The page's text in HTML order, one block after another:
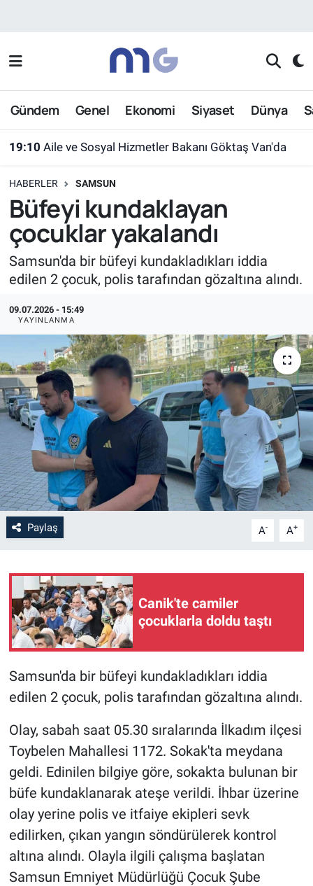
Gündem Genel Ekonomi Siyaset Dünya
19:10 Aile ve Sosyal Hizmetler Bakanı Göktaş Van'da
HABERLER SAMSUN
Büfeyi kundaklayan
çocuklar yakalandı
Samsun'da bir büfeyi kundakladıkları iddia
edilen 2 çocuk, polis tarafından gözaltına alındı.
09.07.2026 - 15:49
YAYINLANMA
Paylaş A- A+
Canik'te camiler
çocuklarla doldu taştı
Samsun'da bir büfeyi kundakladıkları iddia
edilen 2 çocuk, polis tarafından gözaltına alındı.
Olay, sabah saat 05.30 sıralarında İlkadım ilçesi
Toybelen Mahallesi 1172. Sokak'ta meydana
geldi. Edinilen bilgiye göre, sokakta bulunan bir
büfe kundaklanarak ateşe verildi. İhbar üzerine
olay yerine polis ve itfaiye ekipleri sevk
edilirken, çıkan yangın söndürülerek kontrol
altına alındı. Olayla ilgili çalışma başlatan
Samsun Emniyet Müdürlüğü Çocuk Şube
Nöbetçi Eczaneler
Hava Durumu
Süper Lig Puan Durumu ve Fikstür
Tüm Manşetler
Son Dakika Haberleri
Haber Arşivi